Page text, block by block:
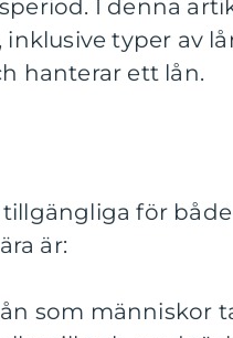
I denna
typer av
hanterar ett lån.
för
är:
som människor